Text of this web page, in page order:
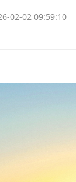
02-02 09:59:10